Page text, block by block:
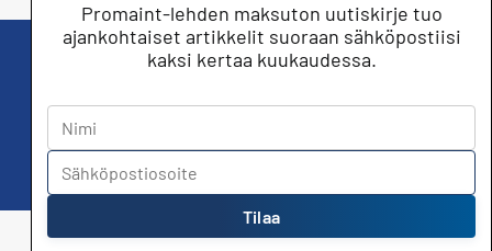
jäsenetujen lisäksi!
Promaint-lehden maksuton uutiskirje tuo
ajankohtaiset artikkelit suoraan sähköpostiisi
kaksi kertaa kuukaudessa.
Tilaa